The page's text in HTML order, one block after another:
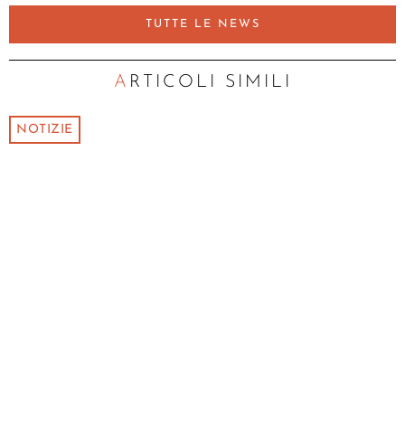
TUTTE LE NEWS
ARTICOLI SIMILI
NOTIZIE